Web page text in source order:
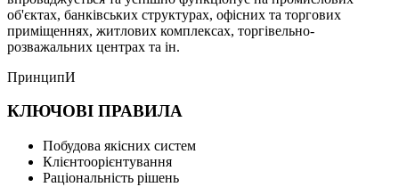
об'єктах, банківських структурах, офісних та торгових
приміщеннях, житлових комплексах, торгівельно-
розважальних центрах та ін.
ПринципИ
КЛЮЧОВІ ПРАВИЛА
Побудова якісних систем
Клієнтоорієнтування
Раціональність рішень